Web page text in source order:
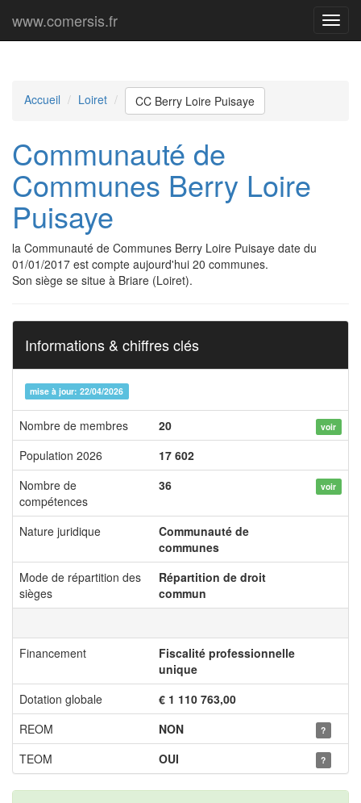
Menu
www.comersis.fr
Accueil Loiret CC Berry Loire Puisaye
Communauté de
Communes Berry Loire
Puisaye
la Communauté de Communes Berry Loire Puisaye date du
01/01/2017 est compte aujourd'hui 20 communes.
Son siège se situe à Briare (Loiret).
Informations & chiffres clés
mise à jour: 22/04/2026
Nombre de membres 20 voir
Population 2026
17 602
Nombre de
compétences
36 voir
Nature juridique
Communauté de
communes
Mode de répartition des
sièges
Répartition de droit
commun
Financement
Fiscalité professionnelle
unique
Dotation globale
€ 1 110 763,00
REOM
NON ?
TEOM OUI ?